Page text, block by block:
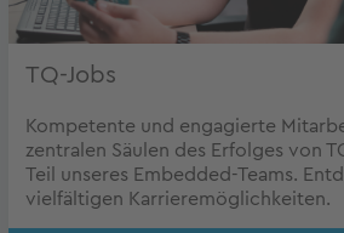
TQ-Jobs
Kompetente und engagierte
zentralen Säulen des Erfolges von
Teil unseres Embedded-Teams.
vielfältigen Karrieremöglichkeiten.